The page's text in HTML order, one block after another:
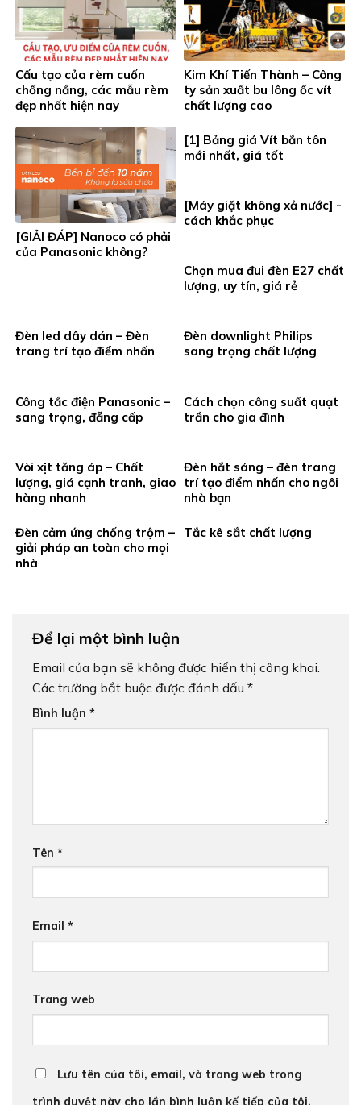
Cấu tạo của rèm cuốn
chống nắng, các mẫu rèm
đẹp nhất hiện nay
Kim Khí Tiến Thành – Công
ty sản xuất bu lông ốc vít
chất lượng cao
[GIẢI ĐÁP] Nanoco có phải
của Panasonic không?
[1] Bảng giá Vít bắn tôn
mới nhất, giá tốt
[Máy giặt không xả nước] -
cách khắc phục
Chọn mua đui đèn E27 chất
lượng, uy tín, giá rẻ
Đèn led dây dán – Đèn
trang trí tạo điểm nhấn
Đèn downlight Philips
sang trọng chất lượng
Công tắc điện Panasonic –
sang trọng, đẵng cấp
Cách chọn công suất quạt
trần cho gia đình
Vòi xịt tăng áp – Chất
lượng, giá cạnh tranh, giao
hàng nhanh
Đèn hắt sáng – đèn trang
trí tạo điểm nhấn cho ngôi
nhà bạn
Đèn cảm ứng chống trộm –
giải pháp an toàn cho mọi
nhà
Tắc kê sắt chất lượng
Để lại một bình luận
Email của bạn sẽ không được hiển thị công khai.
Các trường bắt buộc được đánh dấu *
Bình luận *
Tên *
Email *
Trang web
Lưu tên của tôi, email, và trang web trong
trình duyệt này cho lần bình luận kế tiếp của tôi.